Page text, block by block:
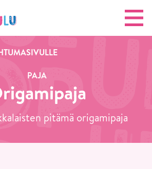
PAJA
pitämä origamipaja